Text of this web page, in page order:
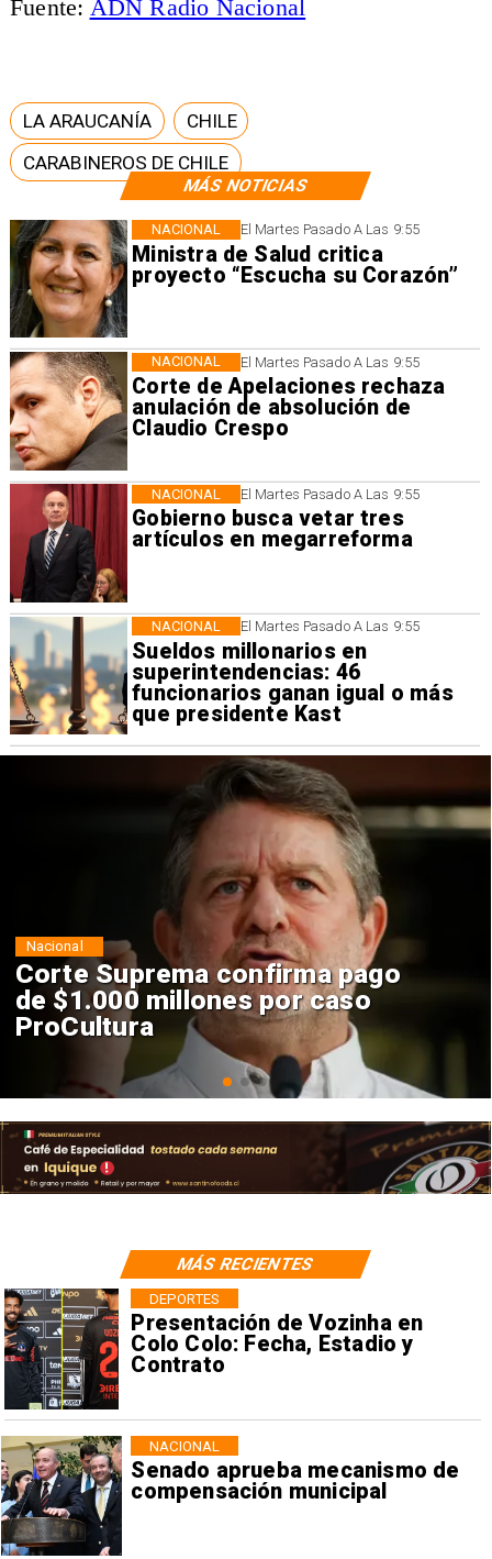
MÁS NOTICIAS
El Martes Pasado A Las 9:55
Ministra de Salud critica
proyecto “Escucha su Corazón”
NACIONAL
El Martes Pasado A Las 9:55
Corte de Apelaciones rechaza
anulación de absolución de
Claudio Crespo
NACIONAL
El Martes Pasado A Las 9:55
Gobierno busca vetar tres
artículos en megarreforma
NACIONAL
El Martes Pasado A Las 9:55
Sueldos millonarios en
superintendencias: 46
funcionarios ganan igual o más
que presidente Kast
NACIONAL
Fuente: ADN Radio Nacional
LA ARAUCANÍA
CHILE
CARABINEROS DE CHILE
Codelco suspende
construcción de Andes Norte
en El Teniente por riesgos
sísmicos
Nacional
Presentación de Vozinha en
Colo Colo: Fecha, Estadio y
Contrato
DEPORTES
Senado aprueba mecanismo de
compensación municipal
NACIONAL
MÁS RECIENTES